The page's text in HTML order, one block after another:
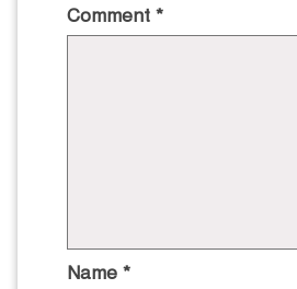
Comment *
Name *